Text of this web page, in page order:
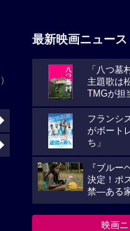
）
最新映画ニュース
「八つ墓
主題歌は
TMGが担
フランシ
がボート
ち」
『ブルー
決定！ポ
禁―ある
映画